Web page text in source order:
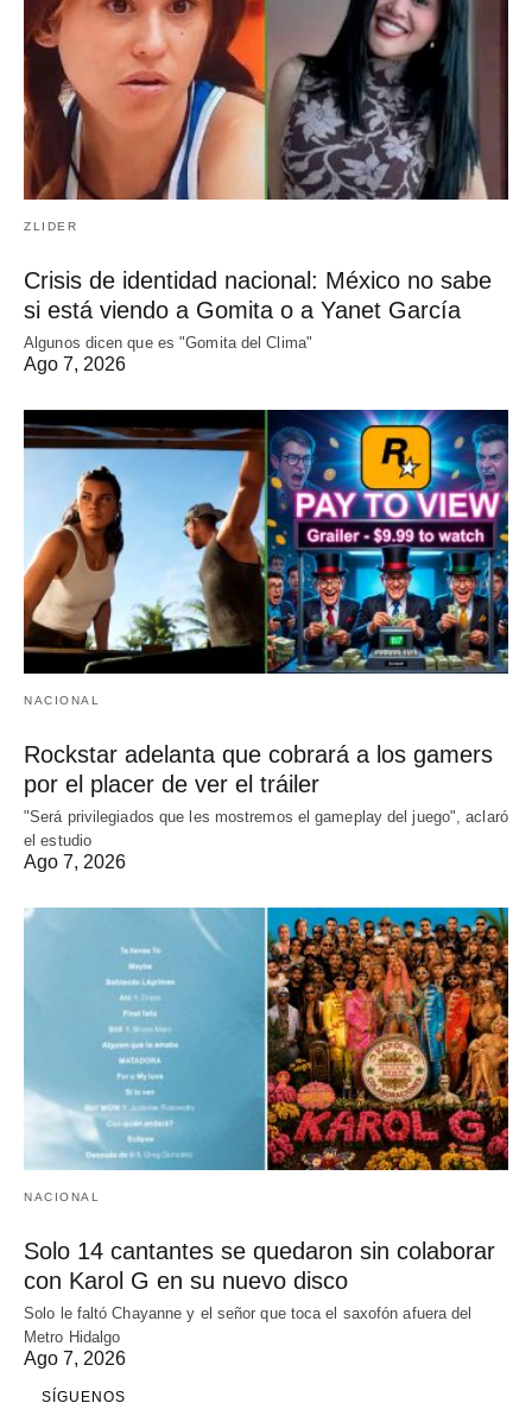
ZLIDER
Crisis de identidad nacional: México no sabe
si está viendo a Gomita o a Yanet García
Algunos dicen que es "Gomita del Clima"
Ago 7, 2026
NACIONAL
Rockstar adelanta que cobrará a los gamers
por el placer de ver el tráiler
"Será privilegiados que les mostremos el gameplay del juego", aclaró
el estudio
Ago 7, 2026
NACIONAL
Solo 14 cantantes se quedaron sin colaborar
con Karol G en su nuevo disco
Solo le faltó Chayanne y el señor que toca el saxofón afuera del
Metro Hidalgo
Ago 7, 2026
SÍGUENOS